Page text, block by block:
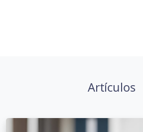
Artículos